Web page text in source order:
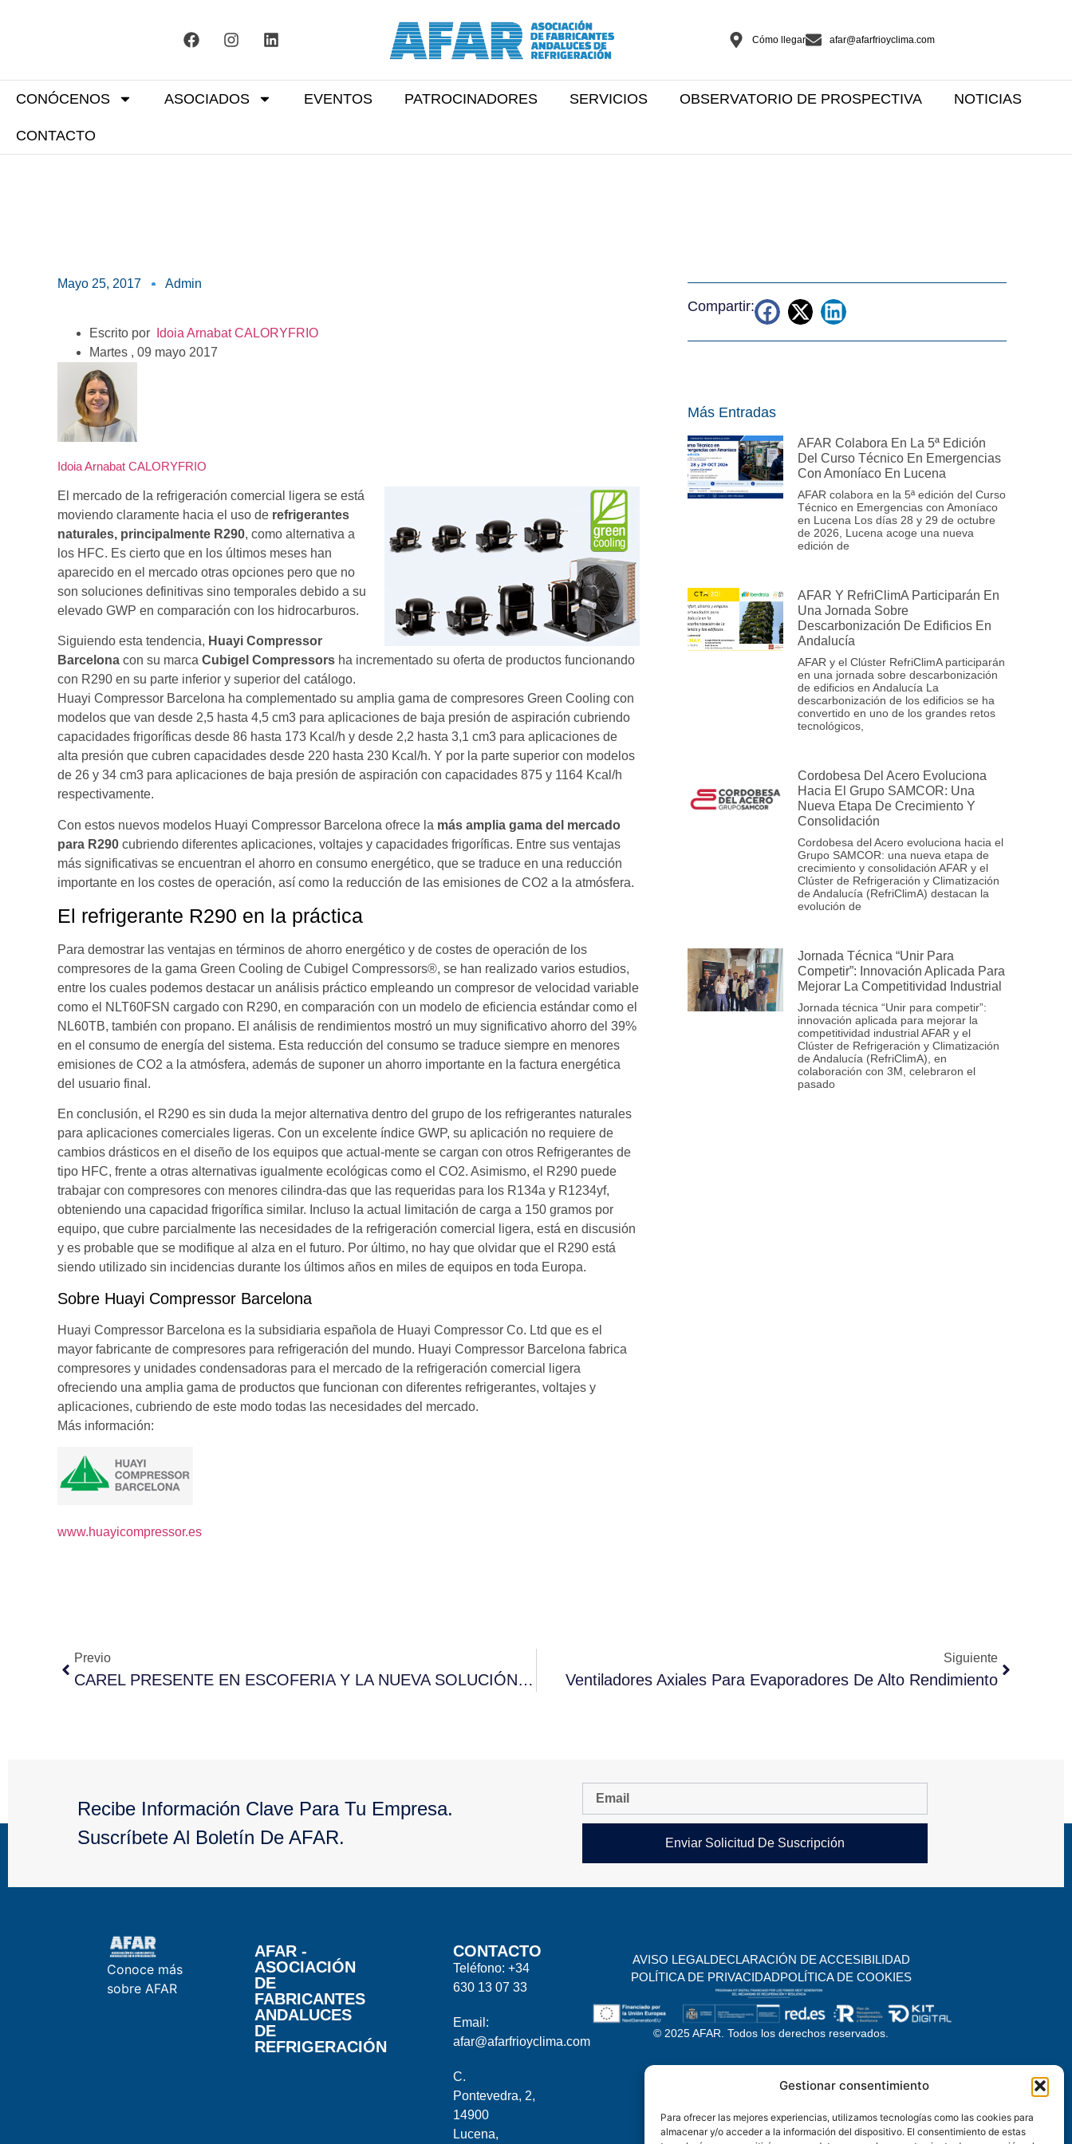
Gestionar consentimiento
Para ofrecer las mejores experiencias, utilizamos tecnologías como las cookies para
almacenar y/o acceder a la información del dispositivo. El consentimiento de estas
Cómo llegar afar@afarfrioyclima.com
CONÓCENOS ASOCIADOS EVENTOS PATROCINADORES SERVICIOS OBSERVATORIO DE PROSPECTIVA NOTICIAS
CONTACTO
Mayo 25, 2017 Admin
Escrito por
Idoia Arnabat CALORYFRIO
Martes , 09 mayo 2017
Idoia Arnabat CALORYFRIO
El mercado de la refrigeración comercial ligera se está
moviendo claramente hacia el uso de refrigerantes
naturales, principalmente R290, como alternativa a
los HFC. Es cierto que en los últimos meses han
aparecido en el mercado otras opciones pero que no
son soluciones definitivas sino temporales debido a su
elevado GWP en comparación con los hidrocarburos.
Siguiendo esta tendencia, Huayi Compressor
Barcelona con su marca Cubigel Compressors ha incrementado su oferta de productos funcionando
con R290 en su parte inferior y superior del catálogo.
Huayi Compressor Barcelona ha complementado su amplia gama de compresores Green Cooling con
modelos que van desde 2,5 hasta 4,5 cm3 para aplicaciones de baja presión de aspiración cubriendo
capacidades frigoríficas desde 86 hasta 173 Kcal/h y desde 2,2 hasta 3,1 cm3 para aplicaciones de
alta presión que cubren capacidades desde 220 hasta 230 Kcal/h. Y por la parte superior con modelos
de 26 y 34 cm3 para aplicaciones de baja presión de aspiración con capacidades 875 y 1164 Kcal/h
respectivamente.
Con estos nuevos modelos Huayi Compressor Barcelona ofrece la más amplia gama del mercado
para R290 cubriendo diferentes aplicaciones, voltajes y capacidades frigoríficas. Entre sus ventajas
más significativas se encuentran el ahorro en consumo energético, que se traduce en una reducción
importante en los costes de operación, así como la reducción de las emisiones de CO2 a la atmósfera.
El refrigerante R290 en la práctica
Para demostrar las ventajas en términos de ahorro energético y de costes de operación de los
compresores de la gama Green Cooling de Cubigel Compressors®, se han realizado varios estudios,
entre los cuales podemos destacar un análisis práctico empleando un compresor de velocidad variable
como el NLT60FSN cargado con R290, en comparación con un modelo de eficiencia estándar como el
NL60TB, también con propano. El análisis de rendimientos mostró un muy significativo ahorro del 39%
en el consumo de energía del sistema. Esta reducción del consumo se traduce siempre en menores
emisiones de CO2 a la atmósfera, además de suponer un ahorro importante en la factura energética
del usuario final.
En conclusión, el R290 es sin duda la mejor alternativa dentro del grupo de los refrigerantes naturales
para aplicaciones comerciales ligeras. Con un excelente índice GWP, su aplicación no requiere de
cambios drásticos en el diseño de los equipos que actual-mente se cargan con otros Refrigerantes de
tipo HFC, frente a otras alternativas igualmente ecológicas como el CO2. Asimismo, el R290 puede
trabajar con compresores con menores cilindra-das que las requeridas para los R134a y R1234yf,
obteniendo una capacidad frigorífica similar. Incluso la actual limitación de carga a 150 gramos por
equipo, que cubre parcialmente las necesidades de la refrigeración comercial ligera, está en discusión
y es probable que se modifique al alza en el futuro. Por último, no hay que olvidar que el R290 está
siendo utilizado sin incidencias durante los últimos años en miles de equipos en toda Europa.
Sobre Huayi Compressor Barcelona
Huayi Compressor Barcelona es la subsidiaria española de Huayi Compressor Co. Ltd que es el
mayor fabricante de compresores para refrigeración del mundo. Huayi Compressor Barcelona fabrica
compresores y unidades condensadoras para el mercado de la refrigeración comercial ligera
ofreciendo una amplia gama de productos que funcionan con diferentes refrigerantes, voltajes y
aplicaciones, cubriendo de este modo todas las necesidades del mercado.
Más información:
www.huayicompressor.es
Compartir:
Más Entradas
AFAR Colabora En La 5ª Edición
Del Curso Técnico En Emergencias
Con Amoníaco En Lucena
AFAR colabora en la 5ª edición del Curso
Técnico en Emergencias con Amoníaco
en Lucena Los días 28 y 29 de octubre
de 2026, Lucena acoge una nueva
edición de
AFAR Y RefriClimA Participarán En
Una Jornada Sobre
Descarbonización De Edificios En
Andalucía
AFAR y el Clúster RefriClimA participarán
en una jornada sobre descarbonización
de edificios en Andalucía La
descarbonización de los edificios se ha
convertido en uno de los grandes retos
tecnológicos,
Cordobesa Del Acero Evoluciona
Hacia El Grupo SAMCOR: Una
Nueva Etapa De Crecimiento Y
Consolidación
Cordobesa del Acero evoluciona hacia el
Grupo SAMCOR: una nueva etapa de
crecimiento y consolidación AFAR y el
Clúster de Refrigeración y Climatización
de Andalucía (RefriClimA) destacan la
evolución de
Jornada Técnica “Unir Para
Competir”: Innovación Aplicada Para
Mejorar La Competitividad Industrial
Jornada técnica “Unir para competir”:
innovación aplicada para mejorar la
competitividad industrial AFAR y el
Clúster de Refrigeración y Climatización
de Andalucía (RefriClimA), en
colaboración con 3M, celebraron el
pasado
Previo
CAREL PRESENTE EN ESCOFERIA Y LA NUEVA SOLUCIÓN DE CONTROL PARA ENFRIADORES DE BOTELLAS
Siguiente
Ventiladores Axiales Para Evaporadores De Alto Rendimiento
Recibe Información Clave Para Tu Empresa.
Suscríbete Al Boletín De AFAR.
Enviar Solicitud De Suscripción
Conoce más
sobre AFAR
AFAR -
ASOCIACIÓN
DE
FABRICANTES
ANDALUCES
DE
REFRIGERACIÓN
CONTACTO
Teléfono: +34
630 13 07 33
Email:
afar@afarfrioyclima.com
C.
Pontevedra, 2,
14900
Lucena,
AVISO LEGALDECLARACIÓN DE ACCESIBILIDAD
POLÍTICA DE PRIVACIDADPOLÍTICA DE COOKIES
© 2025 AFAR. Todos los derechos reservados.